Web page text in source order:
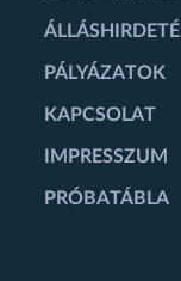
PÁLYÁZATOK
KAPCSOLAT
IMPRESSZUM
PRÓBATÁBLA